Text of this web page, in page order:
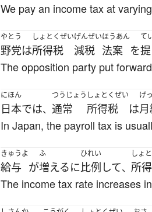
We pay an income tax at
やとう
野党は
しょとくぜい
所得税
げんぜい
減税
ほうあん
法案 を
て
The opposition party put
にほん
日本では、
つうじょう
通常
しょとくぜい
所得税 は
げ
In Japan, the payroll tax is
きゅうよ
給与 が
ふ
増えるに
ひれい
比例 して、
しょ
所得
The income tax rate increases